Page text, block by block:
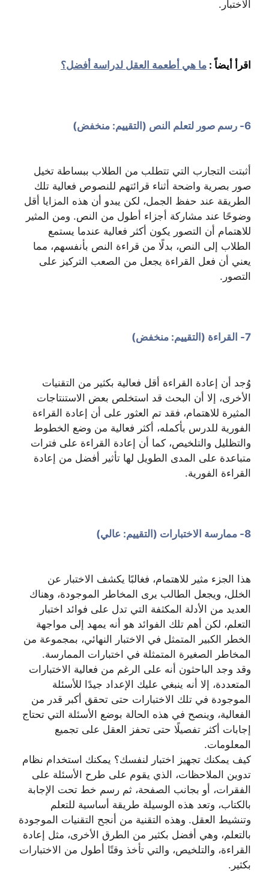
الاختبار.
اقرأ أيضاً : ما هي أطعمة العقل لدراسة أفضل؟
6- رسم صور لتعلم النص (التقييم: منخفض)
أثبتت التجارب التي تتطلب من الطلاب ببساطة تخيل
صور بصرية واضحة أثناء قرائتهم للنصوص فعالية تلك
الطريقة عند حفظ الجمل، لكن يبدو أن هذه المزايا أقل
وضوحًا عند مشاركة أجزاء أطول من النص. ومن المثير
للاهتمام أن التصور يكون أكثر فعالية عندما يستمع
الطلاب إلى النص، بدلًا من قراءة النص بأنفسهم، مما
يعني أن فعل القراءة يجعل من الصعب التركيز على
التصور.
7- القراءة (التقييم: منخفض)
وُجد أن إعادة القراءة أقل فعالية بكثير من التقنيات
الأخرى، إلا أن البحث قد استخلص بعض الاستنتاجات
المثيرة للاهتمام، فقد تم العثور على أن إعادة القراءة
الفورية للدرس بأكمله، أكثر فعالية من وضع الخطوط
والتظليل والتلخيص، كما أن إعادة القراءة على فترات
متباعدة على المدى الطويل لها تأثير أفضل من إعادة
القراءة الفورية.
8- ممارسة الاختبارات (التقييم: عالي)
هذا الجزء مثير للاهتمام، فغالبًا يكشف الاختبار عن
الخلل، ويجعل الطالب يرى المخاطر الموجودة، وهناك
العديد من الأدلة المكثفة التي تدل على فوائد اختبار
التعلم، لكن أهم تلك الفوائد هو أنه يمهد إلى مواجهة
الخطر الكبير المتمثل في الاختبار النهائي، بمجموعة من
المخاطر الصغيرة المتمثلة في اختبارات الممارسة.
وقد وجد الباحثون أنه على الرغم من فعالية الاختبارات
المتعددة، إلا أنه ينبغي عليك الإعداد جيدًا للأسئلة
الموجودة في تلك الاختبارات حتى تحقق أكبر قدر من
الفعالية، وينصح في هذه الحالة بوضع الأسئلة التي تحتاج
إجابات أكثر تفصيلًا حتى تحفز العقل على تجميع
المعلومات.
كيف يمكنك تجهيز اختبار لنفسك؟ يمكنك استخدام نظام
تدوين الملاحظات، الذي يقوم على طرح الأسئلة على
الفقرات، أو بجانب الصفحة، ثم رسم خط تحت الإجابة
بالكتاب، وتعد هذه الوسيلة طريقة أساسية للتعلم
وتنشيط العقل. وهذه التقنية من أنجح التقنيات الموجودة
بالتعلم، وهي أفضل بكثير من الطرق الأخرى، مثل إعادة
القراءة، والتلخيص، والتي تأخذ وقتًا أطول من الاختبارات
بكثير.